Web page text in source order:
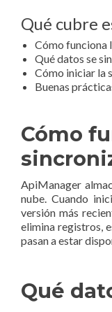
Qué cubre
Cómo funciona
Qué datos se
Cómo iniciar la
Buenas
Cómo
ApiManager
nube. Cuando
versión más
elimina registros,
pasan a estar
Qué